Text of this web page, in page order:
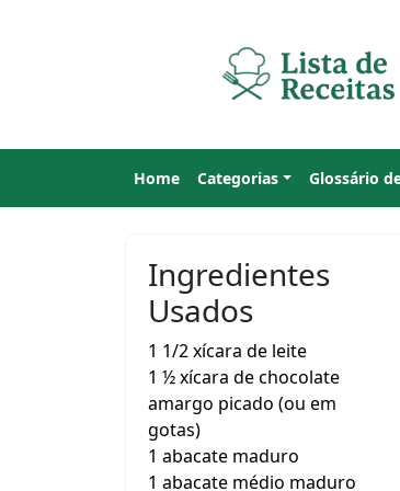
Home Categorias Glossário
Ingredientes
Usados
1 1/2 xícara de leite
1 ½ xícara de chocolate
amargo picado (ou em
gotas)
1 abacate maduro
1 abacate médio maduro